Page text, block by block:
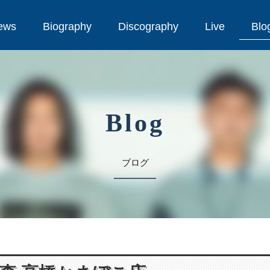
Biography Discography Live
Blog
ブログ